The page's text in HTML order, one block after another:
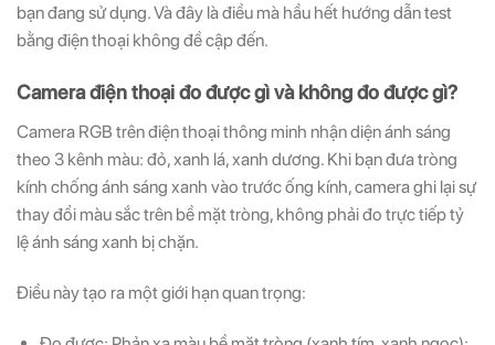
bạn đang sử dụng. Và đây là điều mà hầu hết hướng dẫn test
bằng điện thoại không đề cập đến.
Camera điện thoại đo được gì và không đo được gì?
Camera RGB trên điện thoại thông minh nhận diện ánh sáng
theo 3 kênh màu: đỏ, xanh lá, xanh dương. Khi bạn đưa tròng
kính chống ánh sáng xanh vào trước ống kính, camera ghi lại sự
thay đổi màu sắc trên bề mặt tròng, không phải đo trực tiếp tỷ
lệ ánh sáng xanh bị chặn.
Điều này tạo ra một giới hạn quan trọng: